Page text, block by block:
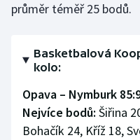
průměr téměř 25 bodů.
Basketbalová
kolo:
Opava – Nymburk
Nejvíce bodů: Šiřina
Bohačík 24, Kříž 18,